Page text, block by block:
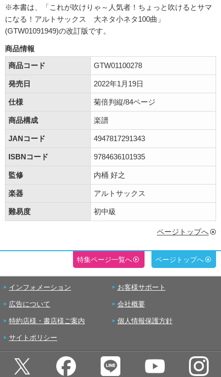
※本書は、「これが吹けりゃ～人気者！ちょっと吹けるとサマ
になる！アルトサックス 大ネタ小ネタ100曲」
(GTW01091949)の改訂版です。
商品情報
商品コード
GTW01100278
発売日 2022年1月19日
仕様 菊倍判縦/84ページ
商品構成 楽譜
JANコード 4947817291343
ISBNコード 9784636101935
監修 内桶 好之
楽器 アルトサックス
難易度 初中級
ページトップへ
特集ページ一覧へ ページトップへ
インフォメーション お客様サポート
広告について 会社概要
特約店様・書店様ご案内 個人情報保護方針
サイトポリシー